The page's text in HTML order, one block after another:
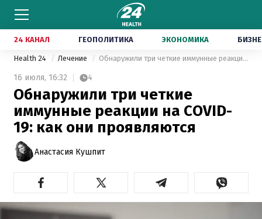
24 КАНАЛ ГЕОПОЛИТИКА ЭКОНОМИКА
Health 24 Лечение Обнаружили три четкие иммунные реакции на COVID-19: как они проявляются
16 июля, 16:32 4
Обнаружили три четкие
иммунные реакции на COVID-
19: как они проявляются
Анастасия Кушпит